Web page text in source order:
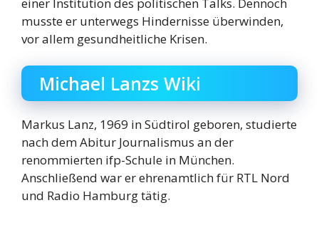
musste er unterwegs Hindernisse überwinden,
vor allem gesundheitliche Krisen.
Michael Lanzs Wiki
Markus Lanz, 1969 in Südtirol geboren, studierte
nach dem Abitur Journalismus an der
renommierten ifp-Schule in München.
Anschließend war er ehrenamtlich für RTL Nord
und Radio Hamburg tätig.